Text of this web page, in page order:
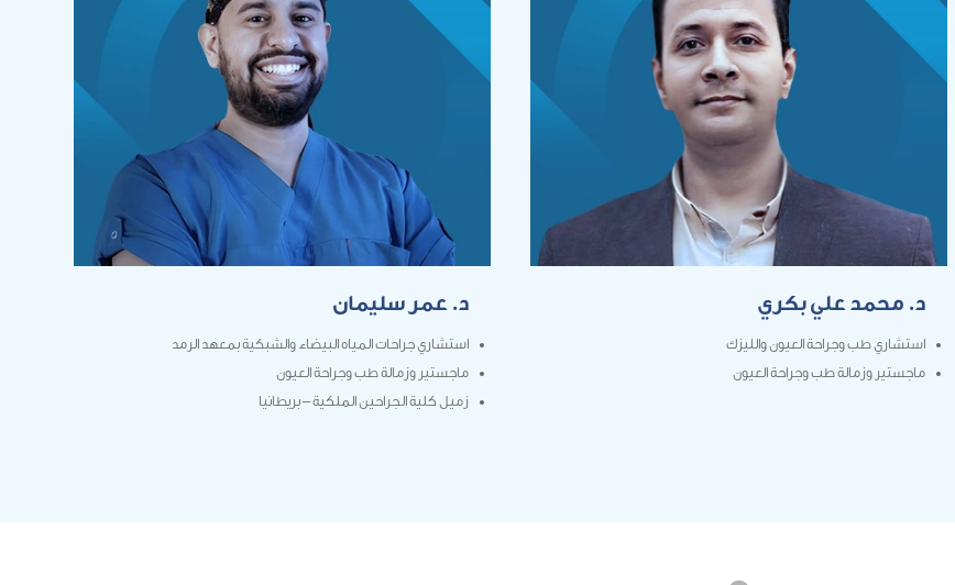
د. عمر سليمان
استشاري جراحات المياه البيضاء والشبكية بمعهد الرمد
ماجستير وزمالة طب وجراحة العيون
زميل كلية الجراحين الملكية – بريطانيا
د. محمد علي بكري
استشاري طب وجراحة العيون والليزك
ماجستير وزمالة طب وجراحة العيون